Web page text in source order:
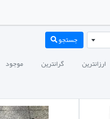
جستجو
ارزانترین گرانترین موجود